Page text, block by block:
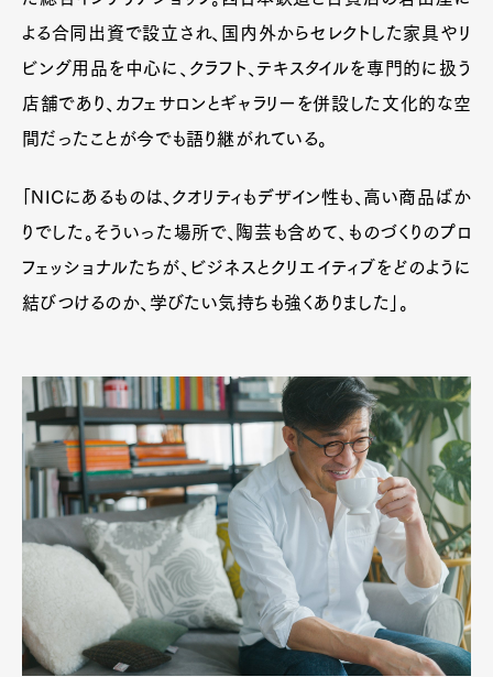
よる合同出資で設立され、国内外からセレクトした家具やリ
ビング用品を中心に、クラフト、テキスタイルを専門的に扱う
店舗であり、カフェサロンとギャラリーを併設した文化的な空
間だったことが今でも語り継がれている。
「NICにあるものは、クオリティもデザイン性も、高い商品ばか
りでした。そういった場所で、陶芸も含めて、ものづくりのプロ
フェッショナルたちが、ビジネスとクリエイティブをどのように
結びつけるのか、学びたい気持ちも強くありました」。